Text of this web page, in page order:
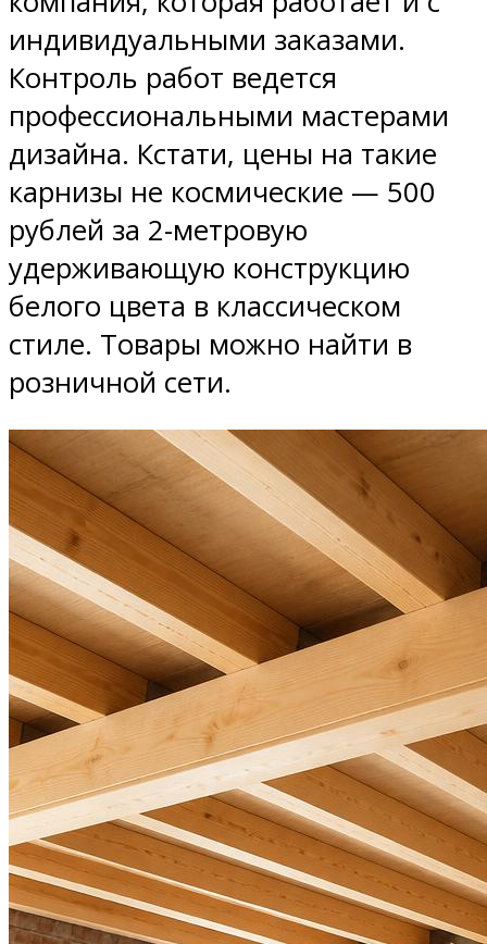
индивидуальными заказами.
Контроль работ ведется
профессиональными мастерами
дизайна. Кстати, цены на такие
карнизы не космические — 500
рублей за 2-метровую
удерживающую конструкцию
белого цвета в классическом
стиле. Товары можно найти в
розничной сети.